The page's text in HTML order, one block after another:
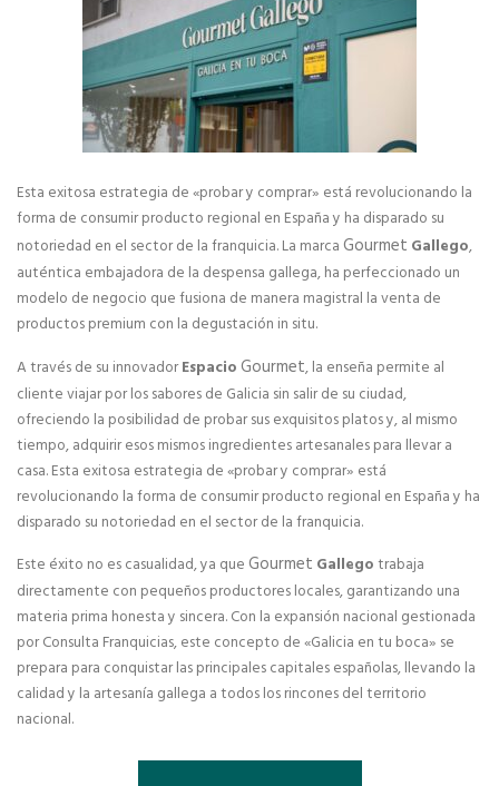
Marketing online para Franquicias
Marketing y Comunicación para franquicias
Servifranquicia
Formación para franquicias
Servicios de asesoramiento legal para franquicias
Financiación e inversores para franquicias
Programa de Ayudas y Subvenciones para
Emprendedores 2025 (PASE)
Expansión de franquicias
Expansión internacional de franquicias
CONSULTORES DE FRANQUICIAS
Estudios e Informes
Normativa legal de franquicias
Ferias y Salones de Franquicia
Esta exitosa estrategia de «probar y comprar» está revolucionando la
forma de consumir producto regional en España y ha disparado su
notoriedad en el sector de la franquicia.La marcaGourmet Gallego,
auténtica embajadora de la despensa gallega, ha perfeccionado un
modelo de negocio que fusiona de manera magistral la venta de
productos premium con la degustación in situ.
A través de su innovadorEspacioGourmet, la enseña permite al
cliente viajar por los sabores de Galicia sin salir de su ciudad,
ofreciendo la posibilidad de probar sus exquisitos platos y, al mismo
tiempo, adquirir esos mismos ingredientes artesanales para llevar a
casa. Esta exitosa estrategia de «probar y comprar» está
revolucionando la forma de consumir producto regional en España y ha
disparado su notoriedad en el sector de la franquicia.
Este éxito no es casualidad, ya queGourmet Gallegotrabaja
directamente con pequeños productores locales, garantizando una
materia prima honesta y sincera. Con la expansión nacional gestionada
por Consulta Franquicias, este concepto de «Galicia en tu boca» se
prepara para conquistar las principales capitales españolas, llevando la
calidad y la artesanía gallega a todos los rincones del territorio
nacional.